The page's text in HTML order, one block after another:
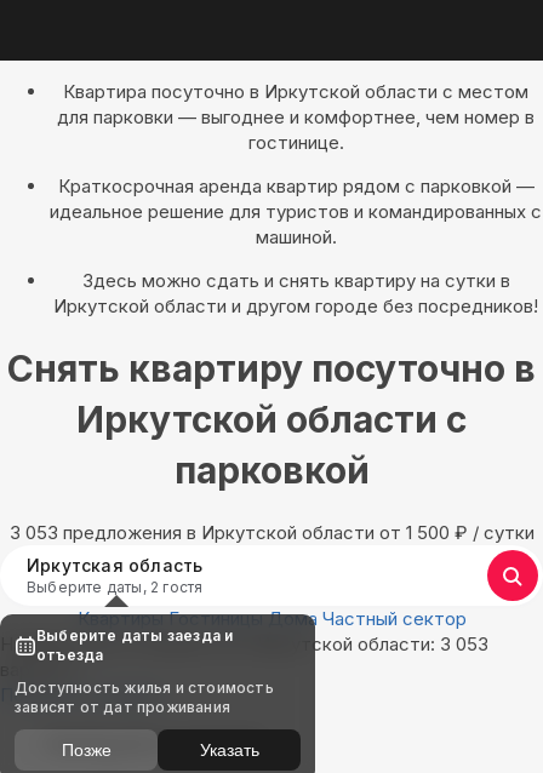
Квартира посуточно в Иркутской области с местом
для парковки — выгоднее и комфортнее, чем номер в
гостинице.
Краткосрочная аренда квартир рядом с парковкой —
идеальное решение для туристов и командированных с
машиной.
Здесь можно сдать и снять квартиру на сутки в
Иркутской области и другом городе без посредников!
Снять квартиру посуточно в
Иркутской области с
парковкой
3 053 предложения в Иркутской области oт 1 500 ₽ / сутки
Иркутская область
Выберите даты, 2 гостя
Квартиры Гостиницы Дома Частный сектор
Найдём, где остановиться в Иркутской области: 3 053
Показать на карте
Выбирайте лучшее
Выберите даты заезда и
отъезда
Доступность жилья и стоимость
зависят от дат проживания
Позже Указать